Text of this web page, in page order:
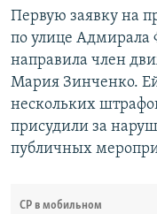
Первую заявку на
по улице
направила член
Мария Зинченко.
нескольких
присудили за
публичных
СР в мобильном